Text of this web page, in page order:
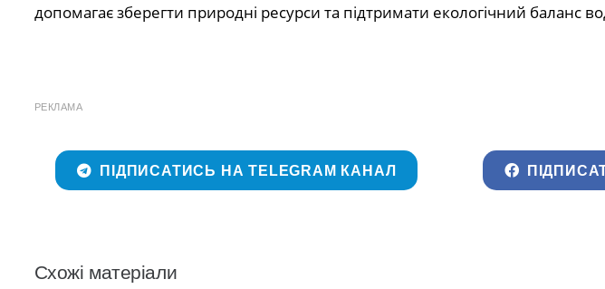
допомагає зберегти природні ресурси та підтримати екологічний баланс
РЕКЛАМА
ПІДПИСАТИСЬ НА TELEGRAM КАНАЛ
Схожі матеріали